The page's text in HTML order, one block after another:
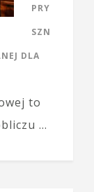
PRY
SZN
DLA
to
…